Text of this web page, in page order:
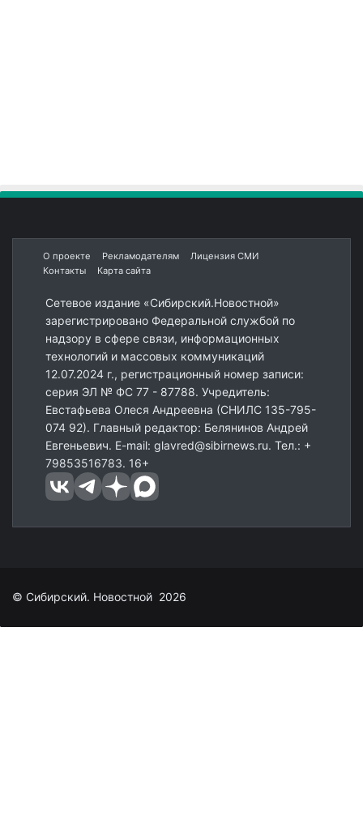
О проекте Рекламодателям
Лицензия СМИ
Контакты
Карта сайта
Сетевое издание «Сибирский.Новостной»
зарегистрировано Федеральной службой по
надзору в сфере связи, информационных
технологий и массовых коммуникаций
12.07.2024 г., регистрационный номер записи:
серия ЭЛ № ФС 77 - 87788. Учредитель:
Евстафьева Олеся Андреевна (СНИЛС 135-795-
074 92). Главный редактор: Белянинов Андрей
Евгеньевич. E-mail: glavred@sibirnews.ru. Тел.: +
79853516783. 16+
© Сибирский. Новостной 2026